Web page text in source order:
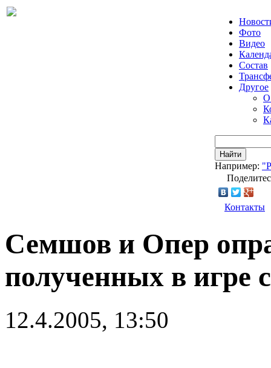
Фото
Видео
Состав
Другое
О
Найти
Например:
Контакты
Семшов и Опер
полученных в игре
12.4.2005, 13:50